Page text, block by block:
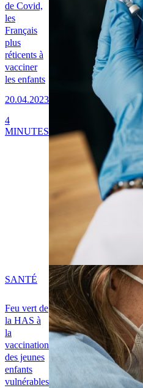
de Covid,
les
Français
plus
réticents à
vacciner
les enfants
20.04.2023
4
MINUTES
Feu vert de
la HAS à
la
vaccination
des jeunes
enfants
vulnérables
SANTÉ